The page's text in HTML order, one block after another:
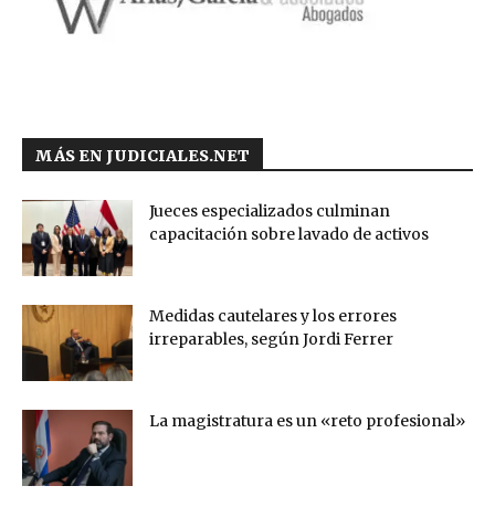
MÁS EN JUDICIALES.NET
Jueces especializados culminan
capacitación sobre lavado de activos
Medidas cautelares y los errores
irreparables, según Jordi Ferrer
La magistratura es un «reto profesional»